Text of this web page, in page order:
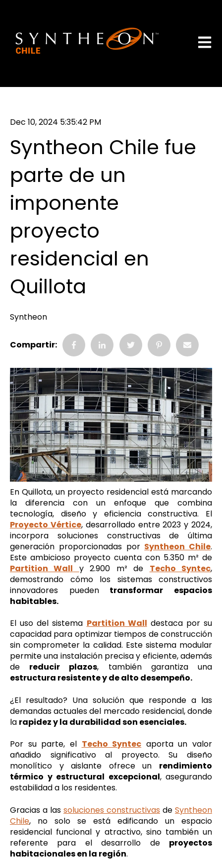
Abrir
Dec 10, 2024 5:35:42 PM
Syntheon Chile fue
parte de un
imponente
proyecto
residencial en
Quillota
Syntheon
Compartir:
En Quillota, un proyecto residencial está marcando
la diferencia con un enfoque que combina
tecnología, diseño y eficiencia constructiva. El
Proyecto Vértice, desarrollado entre 2023 y 2024,
incorpora soluciones constructivas de última
generación proporcionadas por Syntheon Chile.
Este ambicioso proyecto cuenta con 5.350 m² de
Partition Wall
y 2.900 m² de Techo Syntec,
demostrando cómo los sistemas constructivos
innovadores puedentransformar espacios
habitables.
El uso del sistema Partition Wall destaca por su
capacidad para optimizar tiempos de construcción
sin comprometer la calidad. Este sistema modular
permite una instalación precisa y eficiente, además
de reducir plazos, también garantiza una
estructura resistente y de alto desempeño.
¿El resultado? Una solución que responde a las
demandas actuales del mercado residencial, donde
la rapidez y la durabilidad son esenciales.
Por su parte, el Techo Syntec aporta un valor
añadido significativo al proyecto. Su diseño
monolítico y aislante ofrece un rendimiento
térmico y estructural excepcional, asegurando
estabilidad a los residentes.
Gracias a las soluciones constructivas de Syntheon
Chile, no solo se está edificando un espacio
residencial funcional y atractivo, sino también un
referente para el desarrollo de proyectos
habitacionales en la región.